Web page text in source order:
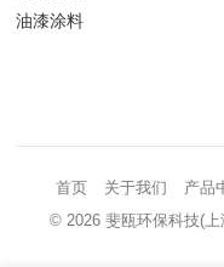
油漆涂料
首页 关于我们 产品
© 2026斐瓯环保科技(上